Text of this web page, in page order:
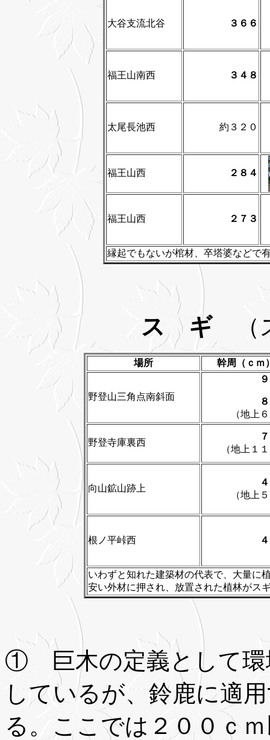
大谷支流北谷 ３６６
福王山南西 ３４８
太尾長池西 約３２０
福王山西 ２８４
福王山西 ２７３
縁起でもないが棺材、卒塔婆などで
ス ギ
場所 幹周（ｃｍ
野登山三角点南斜面
（地上
野登寺庫裏西
（地上１
向山鉱山跡上
（地上
根ノ平峠西
いわずと知れた建築材の代表で、大量に
安い外材に押され、放置された植林がス
① 巨木の定義として環
しているが、鈴鹿に適
る。ここでは２００ｃ